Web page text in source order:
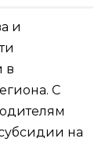
и
в
С
на